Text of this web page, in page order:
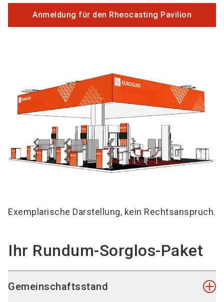
Anmeldung für den Rheocasting Pavilion
Exemplarische Darstellung, kein Rechtsanspruch.
Ihr Rundum-Sorglos-Paket
Gemeinschaftsstand